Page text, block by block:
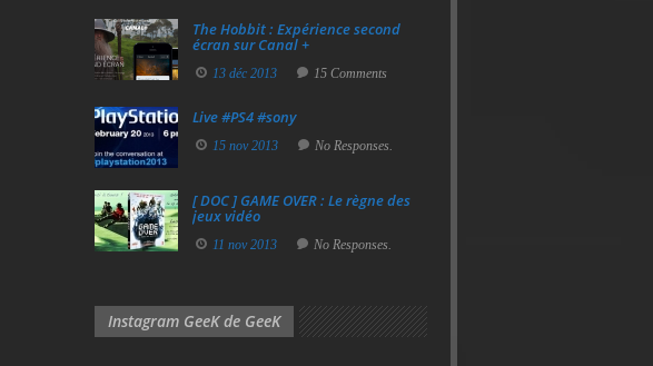
The Hobbit : Expérience second
écran sur Canal +
13 déc 2013 15 Comments
Live #PS4 #sony
15 nov 2013 No Responses.
[ DOC ] GAME OVER : Le règne des
jeux vidéo
11 nov 2013 No Responses.
Instagram GeeK de GeeK